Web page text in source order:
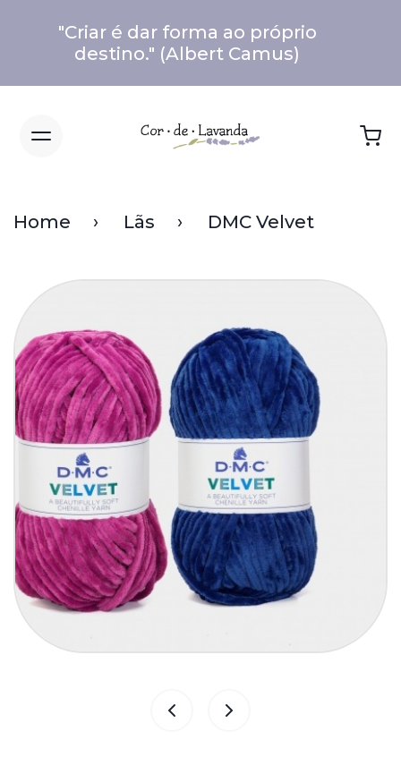
"Criar é dar forma ao próprio
destino." (Albert Camus)
Home Lãs DMC Velvet